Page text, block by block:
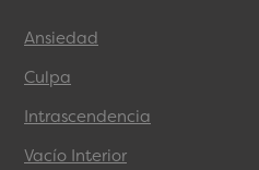
Ansiedad
Culpa
Intrascendencia
Vacío Interior